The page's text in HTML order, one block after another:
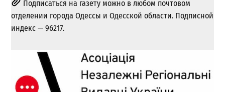
Подписаться на газету можно в любом почтовом
отделении города Одессы и Одесской области. Подписной
индекс — 96217.